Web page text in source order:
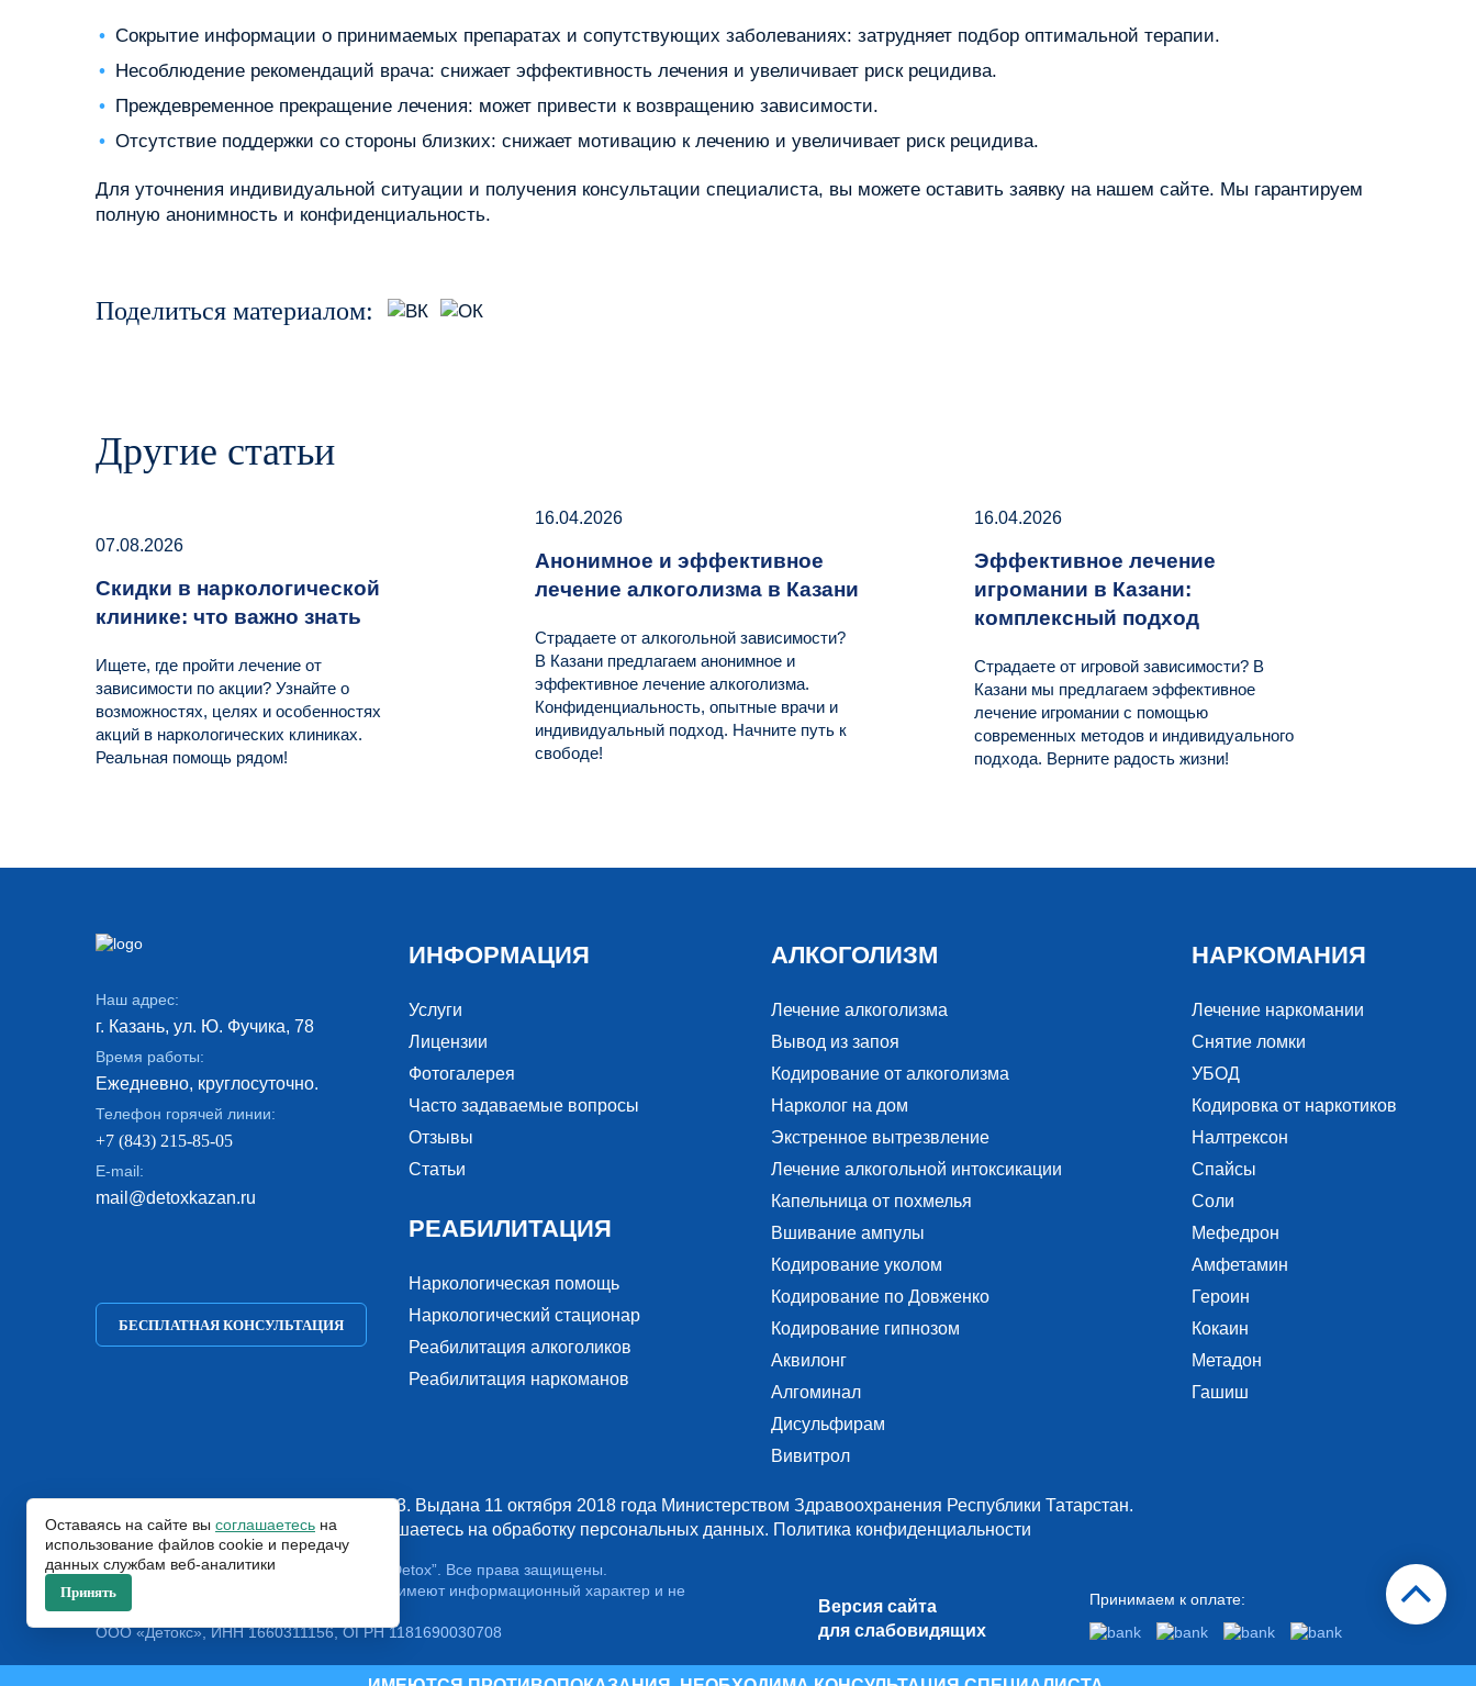
Сокрытие информации о принимаемых препаратах и сопутствующих заболеваниях: затрудняет подбор оптимальной терапии.
Несоблюдение рекомендаций врача: снижает эффективность лечения и увеличивает риск рецидива.
Преждевременное прекращение лечения: может привести к возвращению зависимости.
Отсутствие поддержки со стороны близких: снижает мотивацию к лечению и увеличивает риск рецидива.
Для уточнения индивидуальной ситуации и получения консультации специалиста, вы можете оставить заявку на нашем сайте. Мы гарантируем
полную анонимность и конфиденциальность.
Поделиться материалом:
Другие статьи
07.08.2026
Скидки в наркологической
клинике: что важно знать
Ищете, где пройти лечение от
зависимости по акции? Узнайте о
возможностях, целях и особенностях
акций в наркологических клиниках.
Реальная помощь рядом!
16.04.2026
Анонимное и эффективное
лечение алкоголизма в Казани
Страдаете от алкогольной зависимости?
В Казани предлагаем анонимное и
эффективное лечение алкоголизма.
Конфиденциальность, опытные врачи и
индивидуальный подход. Начните путь к
свободе!
16.04.2026
Эффективное лечение
игромании в Казани:
комплексный подход
Страдаете от игровой зависимости? В
Казани мы предлагаем эффективное
лечение игромании с помощью
современных методов и индивидуального
подхода. Верните радость жизни!
Наш адрес:
г. Казань, ул. Ю. Фучика, 78
Время работы:
Ежедневно, круглосуточно.
Телефон горячей линии:
+7 (843) 215-85-05
E-mail:
mail@detoxkazan.ru
БЕСПЛАТНАЯ КОНСУЛЬТАЦИЯ
ИНФОРМАЦИЯ
Услуги
Лицензии
Фотогалерея
Часто задаваемые вопросы
Отзывы
Статьи
РЕАБИЛИТАЦИЯ
Наркологическая помощь
Наркологический стационар
Реабилитация алкоголиков
Реабилитация наркоманов
АЛКОГОЛИЗМ
Лечение алкоголизма
Вывод из запоя
Кодирование от алкоголизма
Нарколог на дом
Экстренное вытрезвление
Лечение алкогольной интоксикации
Капельница от похмелья
Вшивание ампулы
Кодирование уколом
Кодирование по Довженко
Кодирование гипнозом
Аквилонг
Алгоминал
Дисульфирам
Вивитрол
НАРКОМАНИЯ
Лечение наркомании
Снятие ломки
УБОД
Кодировка от наркотиков
Налтрексон
Спайсы
Соли
Мефедрон
Амфетамин
Героин
Кокаин
Метадон
Гашиш
Лицензия № Л041-01181-16/00339603. Выдана 11 октября 2018 года Министерством Здравоохранения Республики Татарстан.
Заполняя формы на сайте, вы соглашаетесь на обработку персональных данных. Политика конфиденциальности
© 2018-2026. Наркологическая клиника “Detox”. Все права защищены.
Указанные на сайте цены и информация имеют информационный характер и не
являются публичной офертой.
ООО «Детокс», ИНН 1660311156, ОГРН 1181690030708
Версия сайта
для слабовидящих
Принимаем к оплате:
Оставаясь на сайте вы соглашаетесь на
использование файлов cookie и передачу
данных службам веб-аналитики
Принять